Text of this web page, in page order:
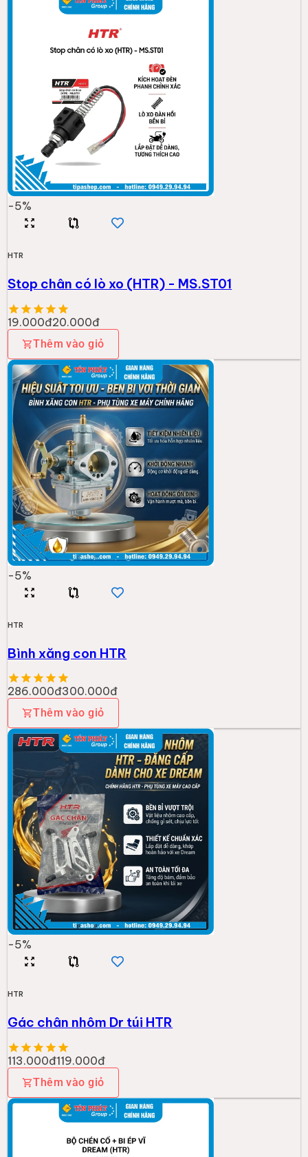
-5%
HTR
Stop chân có lò xo (HTR) - MS.ST01
19.000đ20.000đ
Thêm vào giỏ
-5%
HTR
Bình xăng con HTR
286.000đ300.000đ
Thêm vào giỏ
-5%
HTR
Gác chân nhôm Dr túi HTR
113.000đ119.000đ
Thêm vào giỏ